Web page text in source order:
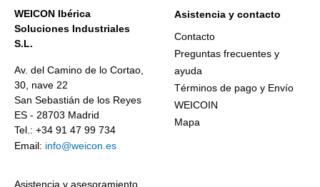
WEICON Ibérica
Soluciones Industriales
S.L.
Av. del Camino de lo Cortao,
30, nave 22
San Sebastián de los Reyes
ES - 28703 Madrid
Tel.: +34 91 47 99 734
Email: info@weicon.es
Asistencia y asesoramiento
Asistencia y contacto
Contacto
Preguntas frecuentes y
ayuda
Términos de pago y Envío
WEICOIN
Mapa